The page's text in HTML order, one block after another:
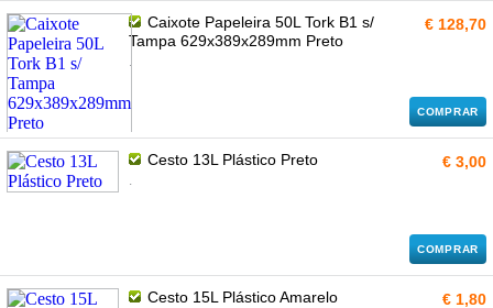
Caixote Papeleira 50L Tork B1 s/
Tampa 629x389x289mm Preto
.
€ 128,70
COMPRAR
Cesto 13L Plástico Preto
.
€ 3,00
COMPRAR
Cesto 15L Plástico Amarelo
€ 1,80